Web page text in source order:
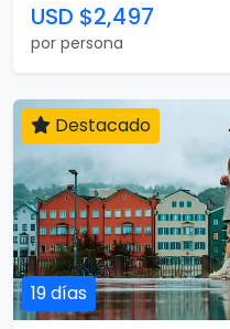
USD $2,497
por persona
19 días
Destacado